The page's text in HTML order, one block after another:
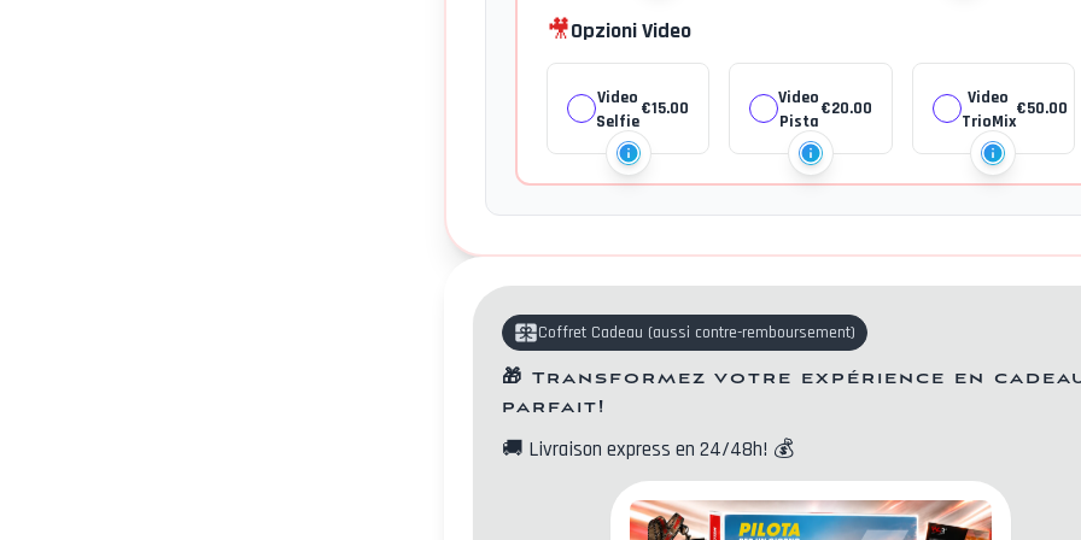
🎥Opzioni Video
Video
Selfie
€15.00
Video
Pista
€20.00
Video
TrioMix
€50.00
Coffret Cadeau (aussi contre-remboursement)
🎁 Transformez votre expérience en
parfait!
🚚 Livraison express en 24/48h! 💰